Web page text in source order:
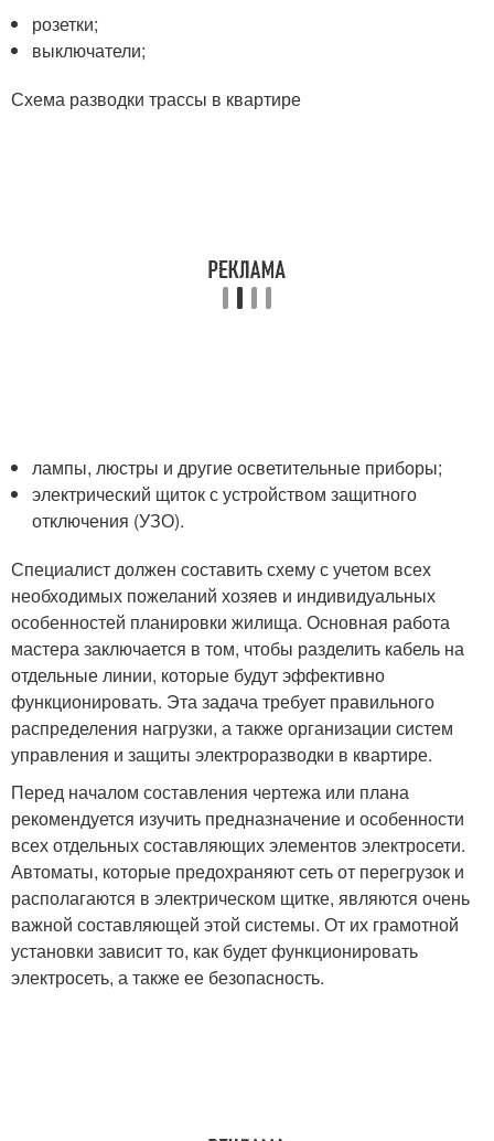
розетки;
выключатели;
Схема разводки трассы в квартире
лампы, люстры и другие осветительные приборы;
электрический щиток с устройством защитного
отключения (УЗО).
Специалист должен составить схему с учетом всех
необходимых пожеланий хозяев и индивидуальных
особенностей планировки жилища. Основная работа
мастера заключается в том, чтобы разделить кабель на
отдельные линии, которые будут эффективно
функционировать. Эта задача требует правильного
распределения нагрузки, а также организации систем
управления и защиты электроразводки в квартире.
Перед началом составления чертежа или плана
рекомендуется изучить предназначение и особенности
всех отдельных составляющих элементов электросети.
Автоматы, которые предохраняют сеть от перегрузок и
располагаются в электрическом щитке, являются очень
важной составляющей этой системы. От их грамотной
установки зависит то, как будет функционировать
электросеть, а также ее безопасность.